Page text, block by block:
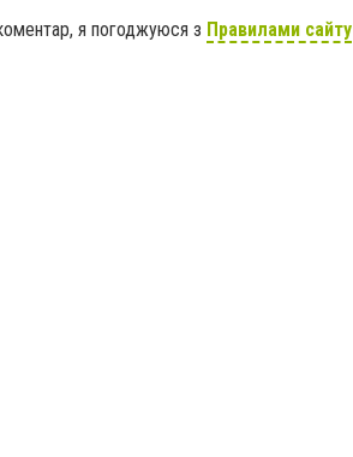
я погоджуюся з Правилами сайту